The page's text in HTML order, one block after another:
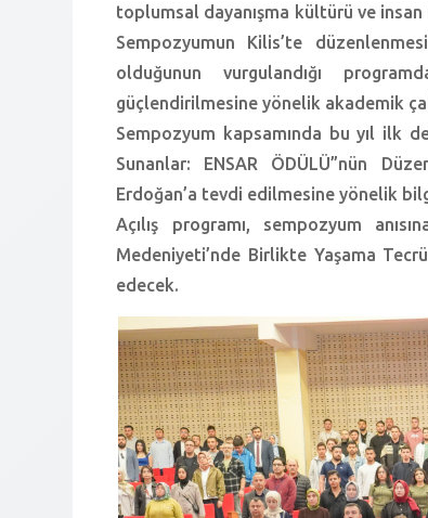
toplumsal dayanışma kültürü ve
Sempozyumun Kilis’te
olduğunun vurgulandığı
güçlendirilmesine yönelik akademik
Sempozyum kapsamında bu yıl ilk
Sunanlar: ENSAR ÖDÜLÜ”nün
Erdoğan’a tevdi edilmesine yönelik
Açılış programı, sempozyum
Medeniyeti’nde Birlikte Yaşama
edecek.